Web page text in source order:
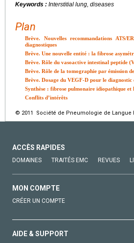
Keywords : Interstitial lung, diseases
Plan
Brève. Nouvelles recommandations ATS/
diagnostiques
Brève. Une nouvelle entité : la fibrose
Brève. Rôle du vasoactive intestinal peptide
Brève. Rôle de la tomographie par émission
Brève. Dosage du VEGF-D pour le
Synthèse : fibrose pulmonaire idiopathique et
Conflits d’intérêts
© 2011 Société de Pneumologie de Langue
ACCÈS RAPIDES
DOMAINES TRAITÉS EMC REVUES
MON COMPTE
CRÉER UN COMPTE
AIDE & SUPPORT